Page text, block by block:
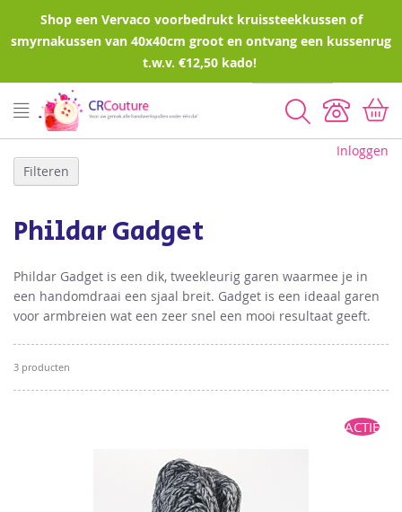
Shop een Vervaco voorbedrukt kruissteekkussen of
smyrnakussen van 40x40cm groot en ontvang een kussenrug
t.w.v. €12,50 kado!
Zoeken
Inloggen
Phildar Gadget
Phildar Gadget is een dik, tweekleurig garen waarmee je in
een handomdraai een sjaal breit. Gadget is een ideaal garen
voor armbreien wat een zeer snel een mooi resultaat geeft.
3 producten
ACTIE
Filteren